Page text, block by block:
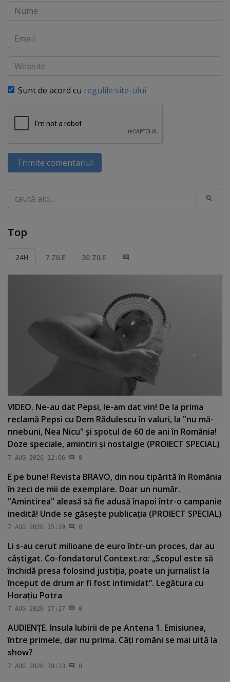
Nume
Email
Website
Sunt de acord cu regulile site-ului
Trimite comentariul
Caută
Top
24H 7 ZILE 30 ZILE
VIDEO. Ne-au dat Pepsi, le-am dat vin! De la prima
reclamă Pepsi cu Dem Rădulescu în valuri, la "nu mă-
nnebuni, Nea Nicu" şi spotul de 60 de ani în România!
Doze speciale, amintiri şi nostalgie (PROIECT SPECIAL)
7 AUG 2026 12:06 0
E pe bune! Revista BRAVO, din nou tipărită în România
în zeci de mii de exemplare. Doar un număr.
"Amintirea" aleasă să fie adusă înapoi într-o campanie
inedită! Unde se găseşte publicaţia (PROIECT SPECIAL)
7 AUG 2026 15:19 0
Li s-au cerut milioane de euro într-un proces, dar au
câştigat. Co-fondatorul Context.ro: „Scopul este să
închidă presa folosind justiţia, poate un jurnalist la
început de drum ar fi fost intimidat”. Legătura cu
Horaţiu Potra
7 AUG 2026 17:27 0
AUDIENŢE. Insula Iubirii de pe Antena 1. Emisiunea,
între primele, dar nu prima. Câţi români se mai uită la
show?
7 AUG 2026 19:13 0